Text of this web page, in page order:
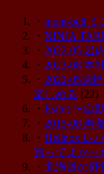
・ mont-bell
・ NINJA
・ 2022-05 岩
・ 2023-08 本
・ 2022-05遠
楽しめる (22)
・ Esibit 〜自
・ 2015-08 寿
・ Helinox レ
買ってよかっ
・ 北海道の野